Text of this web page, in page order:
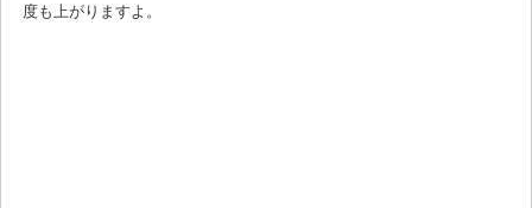
度も上がりますよ。